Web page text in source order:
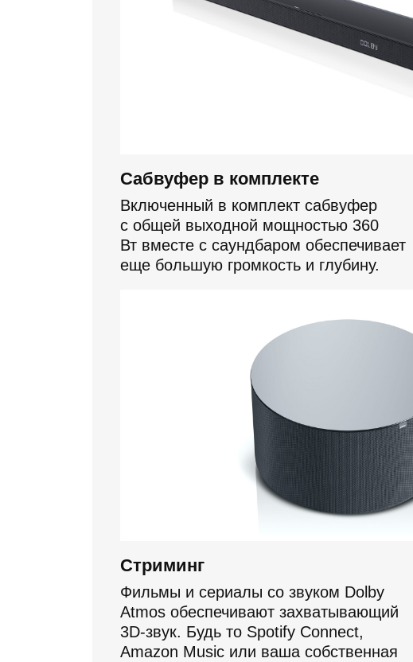
Сабвуфер в комплекте
Включенный в комплект сабвуфер
с общей выходной мощностью 360
Вт вместе с саундбаром обеспечивает
еще большую громкость и глубину.
Стриминг
Фильмы и сериалы со звуком Dolby
Atmos обеспечивают захватывающий
3D-звук. Будь то Spotify Connect,
Amazon Music или ваша собственная